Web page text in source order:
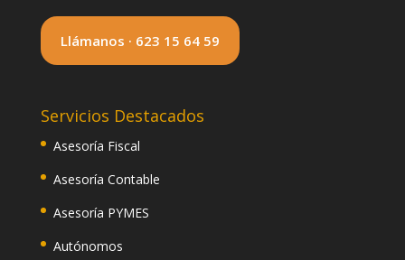
Llámanos · 623 15 64 59
Servicios Destacados
Asesoría Fiscal
Asesoría Contable
Asesoría PYMES
Autónomos